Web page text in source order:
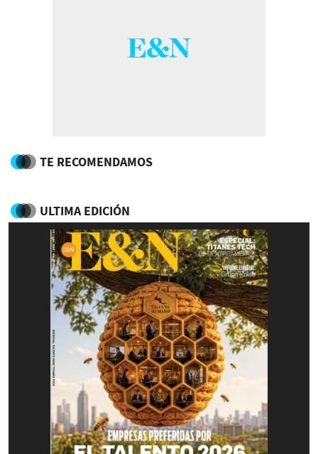
TE RECOMENDAMOS
ULTIMA EDICIÓN